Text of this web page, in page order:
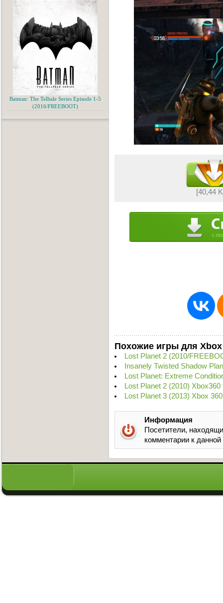
[40,44
Похожие игры для Xbox
Lost Planet 2 (2010/
Insanely Twisted Shadow
Lost Planet: Extreme
Lost Planet 2 (2010) Xbox360
Lost Planet 3 (2013) Xbox
Информация
Посетители,
комментарии к
Batman: The Telltale Series Episode 1-5
(2016/FREEBOOT)